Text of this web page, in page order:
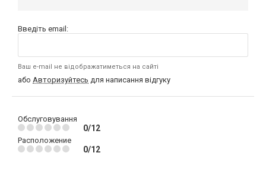
Введіть email:
Ваш e-mail не відображатиметься на сайті
або Авторизуйтесь для написання відгуку
Обслуговування
0/12
Расположение
0/12